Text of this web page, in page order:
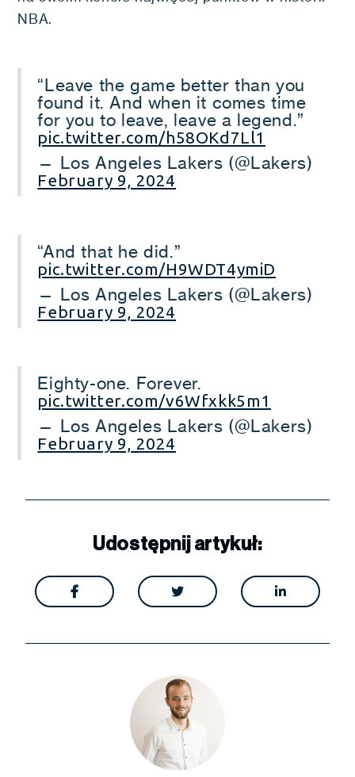
NBA.
“Leave the game better than you
found it. And when it comes time
for you to leave, leave a legend.”
pic.twitter.com/h58OKd7Ll1
— Los Angeles Lakers (@Lakers)
February 9, 2024
“And that he did.”
pic.twitter.com/H9WDT4ymiD
— Los Angeles Lakers (@Lakers)
February 9, 2024
Eighty-one. Forever.
pic.twitter.com/v6Wfxkk5m1
— Los Angeles Lakers (@Lakers)
February 9, 2024
Udostępnij artykuł:
  